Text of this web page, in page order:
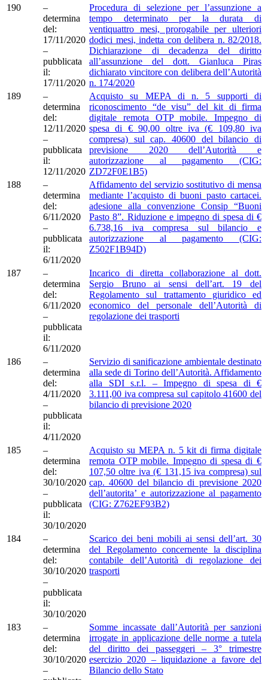
190
–
determina
del:
17/11/2020
–
pubblicata
il:
17/11/2020
Procedura di selezione per l’assunzione a
tempo determinato per la durata di
ventiquattro mesi, prorogabile per ulteriori
dodici mesi, indetta con delibera n. 82/2018.
Dichiarazione di decadenza del diritto
all’assunzione del dott. Gianluca Piras
dichiarato vincitore con delibera dell’Autorità
n. 174/2020
189
–
determina
del:
12/11/2020
–
pubblicata
il:
12/11/2020
Acquisto su MEPA di n. 5 supporti di
riconoscimento “de visu” del kit di firma
digitale remota OTP mobile. Impegno di
spesa di € 90,00 oltre iva (€ 109,80 iva
compresa) sul cap. 40600 del bilancio di
previsione 2020 dell’Autorità e
autorizzazione al pagamento (CIG:
ZD72F0E1B5)
188
–
determina
del:
6/11/2020
–
pubblicata
il:
6/11/2020
Affidamento del servizio sostitutivo di mensa
mediante l’acquisto di buoni pasto cartacei.
adesione alla convenzione Consip “Buoni
Pasto 8”. Riduzione e impegno di spesa di €
6.738,16 iva compresa sul bilancio e
autorizzazione al pagamento (CIG:
Z502F1B94D)
187
–
determina
del:
6/11/2020
–
pubblicata
il:
6/11/2020
Incarico di diretta collaborazione al dott.
Sergio Bruno ai sensi dell’art. 19 del
Regolamento sul trattamento giuridico ed
economico del personale dell’Autorità di
regolazione dei trasporti
186
–
determina
del:
4/11/2020
–
pubblicata
il:
4/11/2020
Servizio di sanificazione ambientale destinato
alla sede di Torino dell’Autorità. Affidamento
alla SDI s.r.l. – Impegno di spesa di €
3.111,00 iva compresa sul capitolo 41600 del
bilancio di previsione 2020
185
–
determina
del:
30/10/2020
–
pubblicata
il:
30/10/2020
Acquisto su MEPA n. 5 kit di firma digitale
remota OTP mobile. Impegno di spesa di €
107,50 oltre iva (€ 131,15 iva compresa) sul
cap. 40600 del bilancio di previsione 2020
dell’autorita’ e autorizzazione al pagamento
(CIG: Z762EF93B2)
184
–
determina
del:
30/10/2020
–
pubblicata
il:
30/10/2020
Scarico dei beni mobili ai sensi dell’art. 30
del Regolamento concernente la disciplina
contabile dell’Autorità di regolazione dei
trasporti
183
–
determina
del:
30/10/2020
–
Somme incassate dall’Autorità per sanzioni
irrogate in applicazione delle norme a tutela
del diritto dei passeggeri – 3° trimestre
esercizio 2020 – liquidazione a favore del
Bilancio dello Stato